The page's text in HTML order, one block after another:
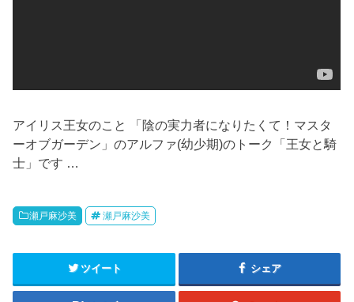
アイリス王女のこと 「陰の実力者になりたくて！マスタ
ーオブガーデン」のアルファ(幼少期)のトーク「王女と騎
士」です …
瀬戸麻沙美 瀬戸麻沙美
ツイート シェア